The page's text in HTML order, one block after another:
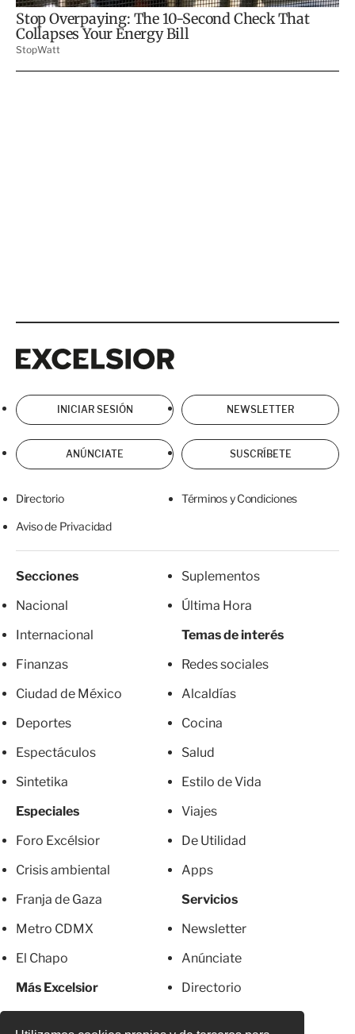
INICIAR SESIÓN NEWSLETTER
ANÚNCIATE SUSCRÍBETE
Directorio Términos y Condiciones
Aviso de Privacidad
Secciones
Nacional
Internacional
Finanzas
Ciudad de México
Deportes
Espectáculos
Sintetika
Especiales
Foro Excélsior
Crisis ambiental
Franja de Gaza
Metro CDMX
El Chapo
Más Excelsior
Suplementos
Última Hora
Temas de interés
Redes sociales
Alcaldías
Cocina
Salud
Estilo de Vida
Viajes
De Utilidad
Apps
Servicios
Newsletter
Anúnciate
Directorio